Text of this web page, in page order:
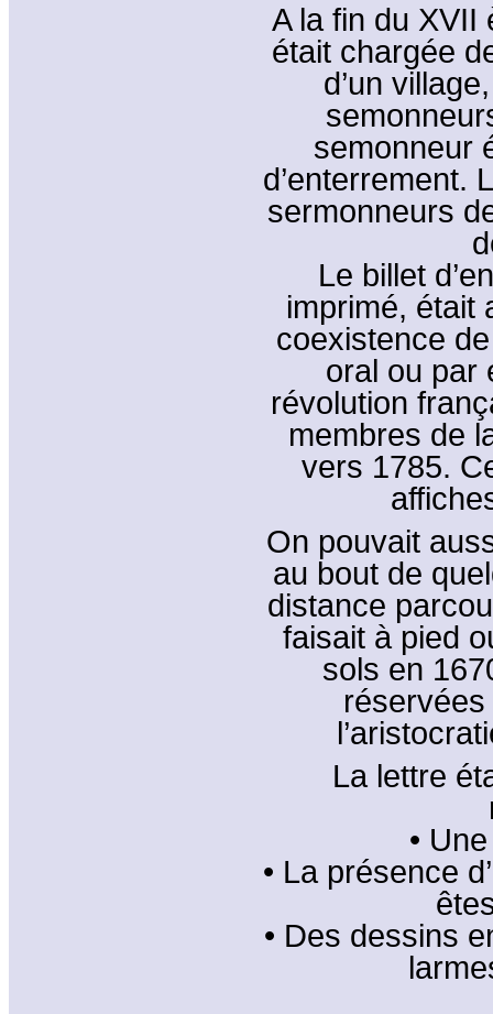
A la fin du XVII
était chargée
d’un
semonneur
d’enterrement.
sermonneurs
Le billet
imprimé, était
coexistence
oral ou par
révolution
membres de
vers 1785.
On pouvait
au bout de
distance
faisait à pied
sols en
La lettre
•
• La présence
• Des dessins